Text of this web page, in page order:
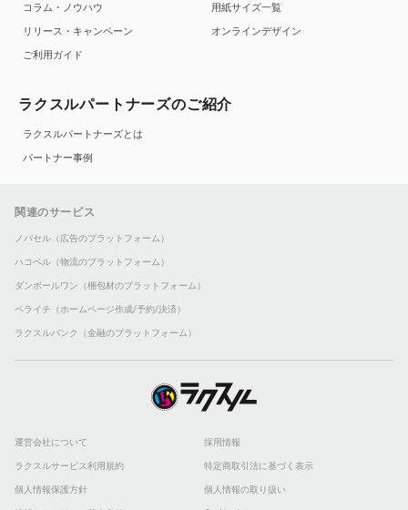
コラム・ノウハウ
リリース・キャンペーン
ご利用ガイド
用紙サイズ一覧
オンラインデザイン
ラクスルパートナーズのご紹介
ラクスルパートナーズとは
パートナー事例
関連のサービス
ノバセル（広告のプラットフォーム）
ハコベル（物流のプラットフォーム）
ダンボールワン（梱包材のプラットフォーム）
ペライチ（ホームページ作成/予約/決済）
ラクスルバンク（金融のプラットフォーム）
運営会社について 採用情報
ラクスルサービス利用規約 特定商取引法に基づく表示
個人情報保護方針 個人情報の取り扱い